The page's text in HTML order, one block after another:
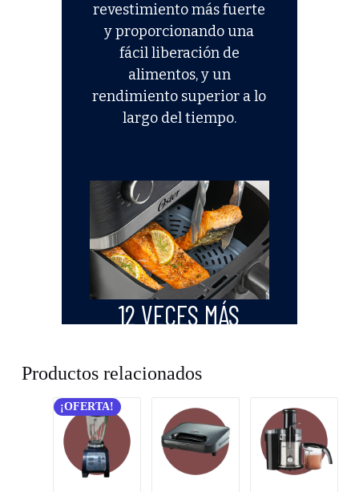
Productos relacionados
¡OFERTA!